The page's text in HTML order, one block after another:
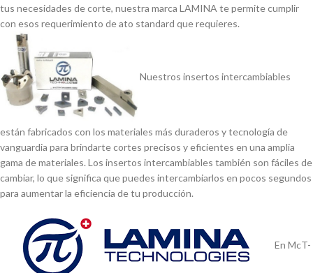
tus necesidades de corte, nuestra marca LAMINA te permite cumplir
con esos requerimiento de ato standard que requieres.
Nuestros insertos intercambiables
están fabricados con los materiales más duraderos y tecnologí­a de
vanguardia para brindarte cortes precisos y eficientes en una amplia
gama de materiales. Los insertos intercambiables también son fáciles de
cambiar, lo que significa que puedes intercambiarlos en pocos segundos
para aumentar la eficiencia de tu producción.
En McT-